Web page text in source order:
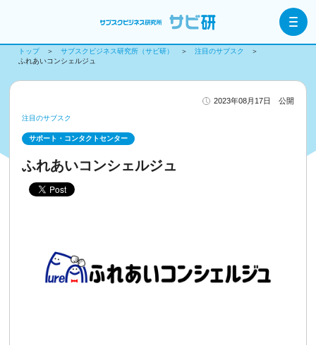
トップ サブスクビジネス研究所（サビ研）
注目のサブスク
ふれあいコンシェルジュ
2023年08月17日 公開
注目のサブスク
サポート・コンタクトセンター
ふれあいコンシェルジュ